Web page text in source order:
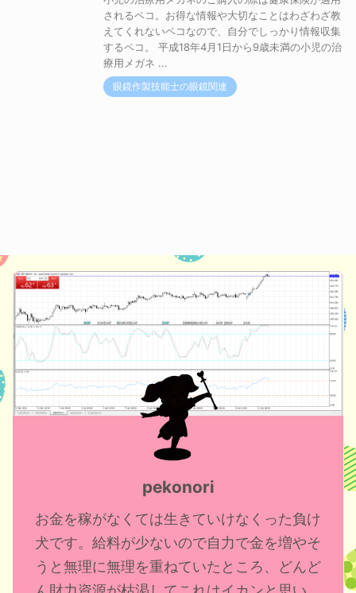
されるペコ。お得な情報や大切なことはわざわざ教
えてくれないペコなので、自分でしっかり情報収集
するペコ。 平成18年4月1日から9歳未満の小児の治
療用メガネ ...
眼鏡作製技能士の眼鏡関連
pekonori
お金を稼がなくては生きていけなくった負け
犬です。給料が少ないので自力で金を増やそ
うと無理に無理を重ねていたところ、どんど